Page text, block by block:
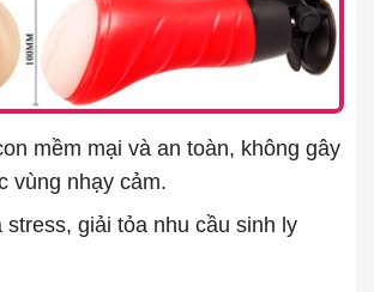
mềm mại và an toàn, không gây
vùng nhạy cảm.
stress, giải tỏa nhu cầu sinh ly